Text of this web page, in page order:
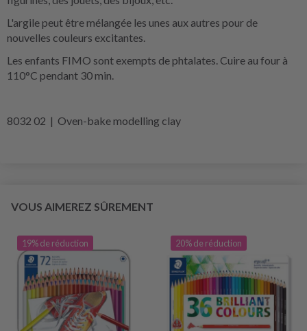
L'argile peut être mélangée les unes aux autres pour de
nouvelles couleurs excitantes.
Les enfants FIMO sont exempts de phtalates. Cuire au four à
110°C pendant 30 min.
8032 02 | Oven-bake modelling clay
VOUS AIMEREZ SÛREMENT
19% de réduction 20% de réduction